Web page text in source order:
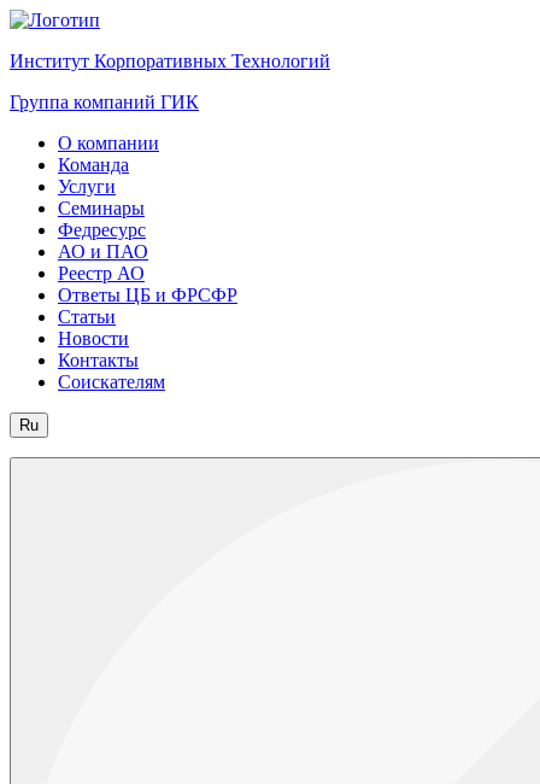
Институт Корпоративных Технологий
Группа компаний ГИК
О компании
Команда
Услуги
Семинары
Федресурс
АО и ПАО
Реестр АО
Ответы ЦБ и ФРСФР
Статьи
Новости
Контакты
Соискателям
Ru